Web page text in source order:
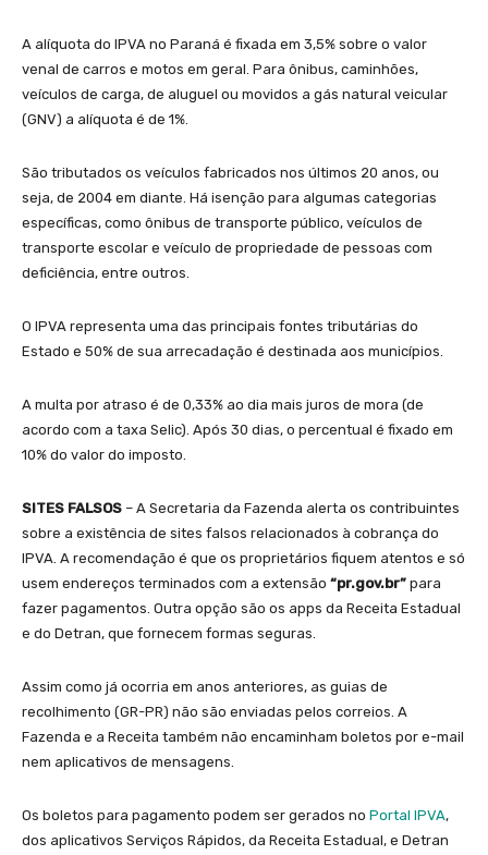
A alíquota do IPVA no Paraná é fixada em 3,5% sobre o valor
venal de carros e motos em geral. Para ônibus, caminhões,
veículos de carga, de aluguel ou movidos a gás natural veicular
(GNV) a alíquota é de 1%.
São tributados os veículos fabricados nos últimos 20 anos, ou
seja, de 2004 em diante. Há isenção para algumas categorias
específicas, como ônibus de transporte público, veículos de
transporte escolar e veículo de propriedade de pessoas com
deficiência, entre outros.
O IPVA representa uma das principais fontes tributárias do
Estado e 50% de sua arrecadação é destinada aos municípios.
A multa por atraso é de 0,33% ao dia mais juros de mora (de
acordo com a taxa Selic). Após 30 dias, o percentual é fixado em
10% do valor do imposto.
SITES FALSOS – A Secretaria da Fazenda alerta os contribuintes
sobre a existência de sites falsos relacionados à cobrança do
IPVA. A recomendação é que os proprietários fiquem atentos e só
usem endereços terminados com a extensão “pr.gov.br” para
fazer pagamentos. Outra opção são os apps da Receita Estadual
e do Detran, que fornecem formas seguras.
Assim como já ocorria em anos anteriores, as guias de
recolhimento (GR-PR) não são enviadas pelos correios. A
Fazenda e a Receita também não encaminham boletos por e-mail
nem aplicativos de mensagens.
Os boletos para pagamento podem ser gerados no Portal IPVA,
dos aplicativos Serviços Rápidos, da Receita Estadual, e Detran